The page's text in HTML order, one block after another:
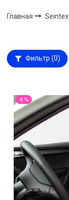
Главная Seintex
Фильтр (0)
4 %